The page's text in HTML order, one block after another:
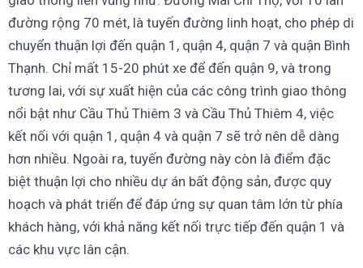
đường rộng 70 mét, là tuyến đường linh hoạt, cho phép di
chuyển thuận lợi đến quận 1, quận 4, quận 7 và quận Bình
Thạnh. Chỉ mất 15-20 phút xe để đến quận 9, và trong
tương lai, với sự xuất hiện của các công trình giao thông
nổi bật như Cầu Thủ Thiêm 3 và Cầu Thủ Thiêm 4, việc
kết nối với quận 1, quận 4 và quận 7 sẽ trở nên dễ dàng
hơn nhiều. Ngoài ra, tuyến đường này còn là điểm đặc
biệt thuận lợi cho nhiều dự án bất động sản, được quy
hoạch và phát triển để đáp ứng sự quan tâm lớn từ phía
khách hàng, với khả năng kết nối trực tiếp đến quận 1 và
các khu vực lân cận.